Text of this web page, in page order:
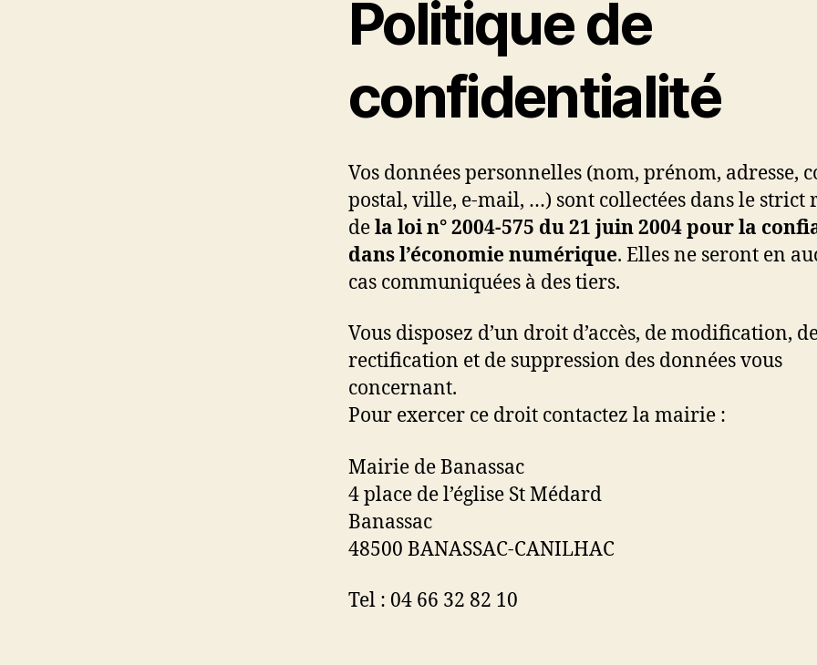
Politique de
confidentialité
Vos données personnelles (nom, prénom, adresse,
postal, ville, e-mail, …) sont collectées dans le strict
dela loi n° 2004-575 du 21 juin 2004 pour la
dans l’économie numérique. Elles ne seront en
cas communiquées à des tiers.
Vous disposez d’un droit d’accès, de modification,
rectification et de suppression des données vous
concernant.
Pour exercer ce droit contactez la mairie :
Mairie de Banassac
4 place de l’église St Médard
Banassac
48500 BANASSAC-CANILHAC
Tel : 04 66 32 82 10